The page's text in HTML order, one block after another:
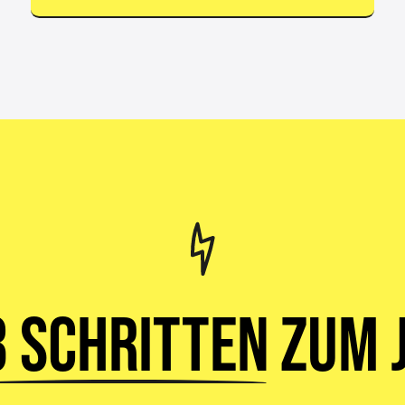
Schrittenzum